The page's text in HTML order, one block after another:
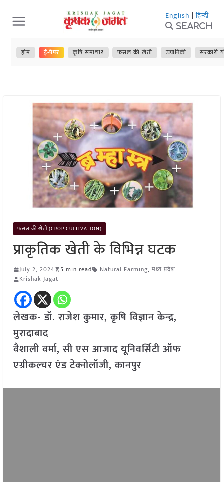
Skip
to
content
English | हिन्दी
Search
होम ई-पेपर कृषि समाचार फसल की खेती उद्यानिकी सरकारी
फसल की खेती (CROP CULTIVATION)
प्राकृतिक खेती के विभिन्न घटक
July 2, 2024 5 min read Natural Farming, मध्य प्रदेश
Krishak Jagat
लेखक- डॉ. राजेश कुमार, कृषि विज्ञान केन्द्र,
मुरादाबाद
वैशाली वर्मा, सी एस आजाद यूनिवर्सिटी ऑफ
एग्रीकल्चर एंड टेक्नोलॉजी, कानपुर